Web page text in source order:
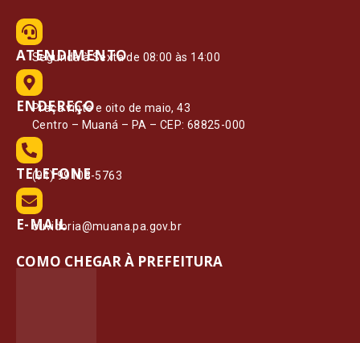
ATENDIMENTO
Segunda à Sexta de 08:00 às 14:00
ENDEREÇO
Praça vinte e oito de maio, 43
Centro – Muaná – PA – CEP: 68825-000
TELEFONE
(91) 99108-5763
E-MAIL
ouvidoria@muana.pa.gov.br
COMO CHEGAR À PREFEITURA